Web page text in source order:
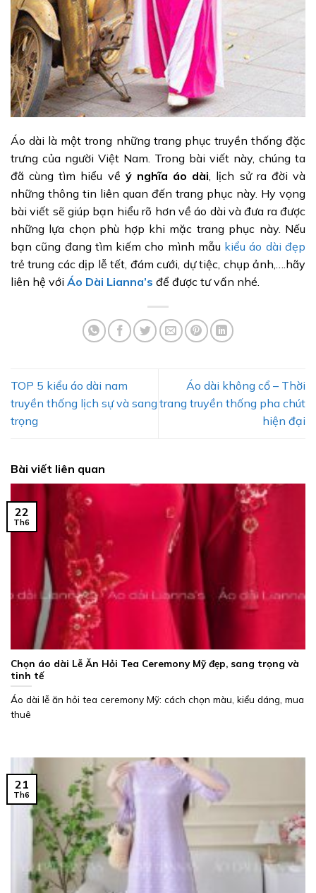
Áo dài là một trong những trang phục truyền thống đặc
trưng của người Việt Nam. Trong bài viết này, chúng ta
đã cùng tìm hiểu về ý nghĩa áo dài, lịch sử ra đời và
những thông tin liên quan đến trang phục này. Hy vọng
bài viết sẽ giúp bạn hiểu rõ hơn về áo dài và đưa ra được
những lựa chọn phù hợp khi mặc trang phục này. Nếu
bạn cũng đang tìm kiếm cho mình mẫu kiểu áo dài đẹp
trẻ trung các dịp lễ tết, đám cưới, dự tiệc, chụp ảnh,….hãy
liên hệ với Áo Dài Lianna’s để được tư vấn nhé.
TOP 5 kiểu áo dài nam
truyền thống lịch sự và sang
trọng
Áo dài không cổ – Thời
trang truyền thống pha chút
hiện đại
Bài viết liên quan
Chọn áo dài Lễ Ăn Hỏi Tea Ceremony Mỹ đẹp, sang trọng và
tinh tế
Áo dài lễ ăn hỏi tea ceremony Mỹ: cách chọn màu, kiểu dáng, mua
thuê
22
Th6
21
Th6